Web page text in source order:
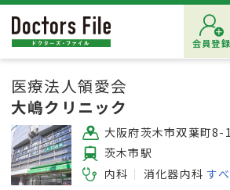
会員登録
医療法人領愛会
大嶋クリニック
大阪府茨木市双葉町
茨木市駅
内科
消化器内科 す